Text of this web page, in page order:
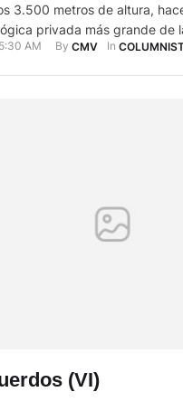
3.500 metros de altura,
privada más grande de
que cuenta con 19 ríos
5:30 AM By CMV In
(VI)